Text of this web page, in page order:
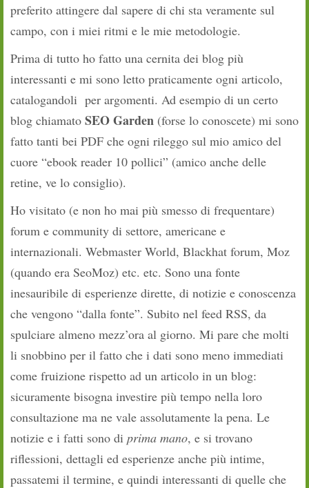
preferito attingere dal sapere di chi sta veramente sul
campo, con i miei ritmi e le mie metodologie.
Prima di tutto ho fatto una cernita dei blog più
interessanti e mi sono letto praticamente ogni articolo,
catalogandoli per argomenti. Ad esempio di un certo
blog chiamato SEO Garden (forse lo conoscete) mi sono
fatto tanti bei PDF che ogni rileggo sul mio amico del
cuore “ebook reader 10 pollici” (amico anche delle
retine, ve lo consiglio).
Ho visitato (e non ho mai più smesso di frequentare)
forum e community di settore, americane e
internazionali. Webmaster World, Blackhat forum, Moz
(quando era SeoMoz) etc. etc. Sono una fonte
inesauribile di esperienze dirette, di notizie e conoscenza
che vengono “dalla fonte”. Subito nel feed RSS, da
spulciare almeno mezz’ora al giorno. Mi pare che molti
li snobbino per il fatto che i dati sono meno immediati
come fruizione rispetto ad un articolo in un blog:
sicuramente bisogna investire più tempo nella loro
consultazione ma ne vale assolutamente la pena. Le
notizie e i fatti sono di prima mano, e si trovano
riflessioni, dettagli ed esperienze anche più intime,
passatemi il termine, e quindi interessanti di quelle che